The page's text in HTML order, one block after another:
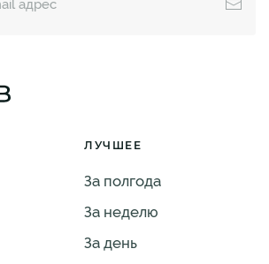
ЛУЧШЕЕ
За полгода
За неделю
За день